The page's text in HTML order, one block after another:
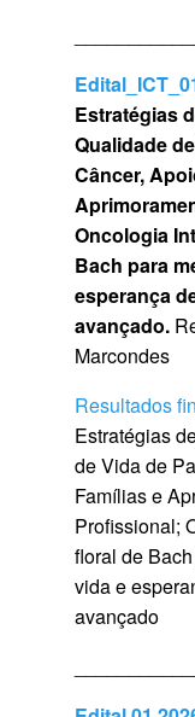
Estratégias
Qualidade
Câncer,
Oncologia
Bach para
esperança
avançado.
Marcondes
Resultados
Estratégias
de Vida de
Famílias e
Profissional;
floral de
vida e
avançado